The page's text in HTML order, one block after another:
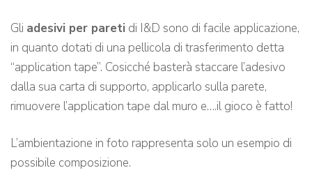
Gli adesivi per pareti di I&D sono di facile applicazione,
in quanto dotati di una pellicola di trasferimento detta
“application tape”. Cosicché basterà staccare l’adesivo
dalla sua carta di supporto, applicarlo sulla parete,
rimuovere l’application tape dal muro e….il gioco è fatto!
L’ambientazione in foto rappresenta solo un esempio di
possibile composizione.